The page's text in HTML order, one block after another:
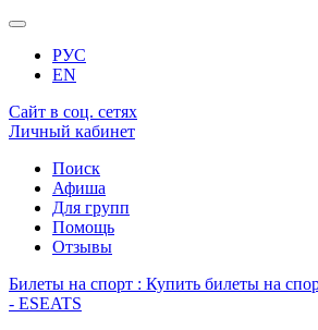
РУС
EN
Сайт в соц. сетях
Личный кабинет
Поиск
Афиша
Для групп
Помощь
Отзывы
Билеты на спорт : Купить билеты на
- ESEATS